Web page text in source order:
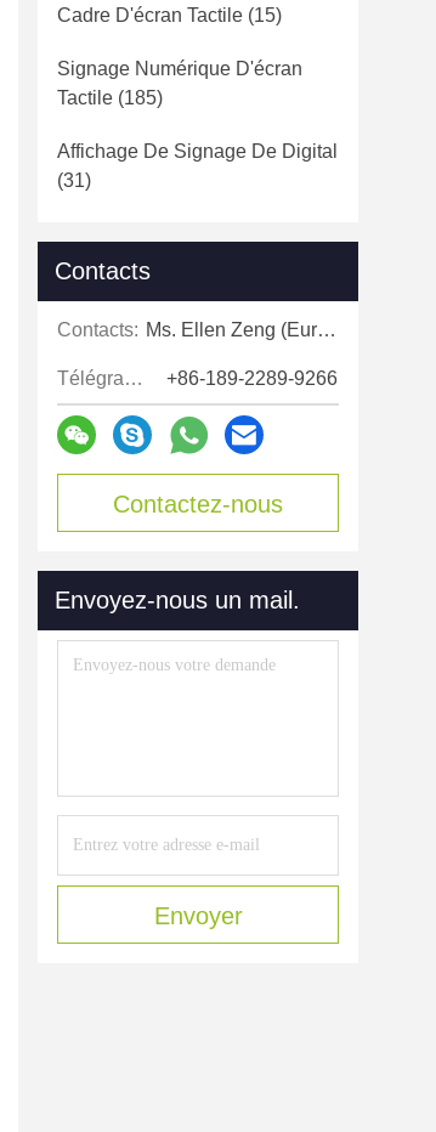
Cadre D'écran Tactile (15)
Signage Numérique D'écran
Tactile (185)
Affichage De Signage De Digital
(31)
Contacts
Contacts: Ms. Ellen Zeng (Europe, North and Shouth America)
Télégramme: +86-189-2289-9266
Contactez-nous
Envoyez-nous un mail.
Envoyer